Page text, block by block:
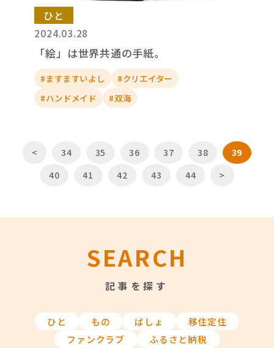
ひと
2024.03.28
「絵」は世界共通の手紙。
#ますますいよし
#クリエイター
#ハンドメイド
#双海
< 34 35 36 37 38
39
40
41 42 43 44 >
SEARCH
記事を探す
ひと もの ばしょ
移住定住
ファンクラブ
ふるさと納税